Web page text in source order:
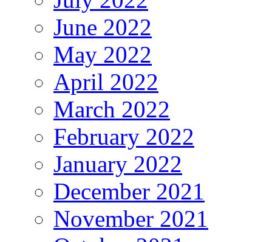
June 2022
May 2022
April 2022
March 2022
February 2022
January 2022
December 2021
November 2021